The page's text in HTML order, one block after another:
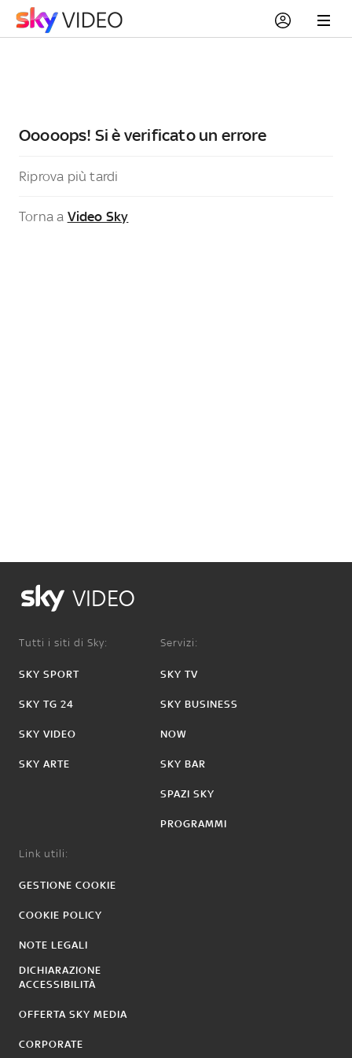
Ooooops! Si è verificato un errore
Riprova più tardi
Torna a Video Sky
VIDEO
Tutti i siti di Sky:
SKY SPORT
SKY TG 24
SKY VIDEO
SKY ARTE
Servizi:
SKY TV
SKY BUSINESS
NOW
SKY BAR
SPAZI SKY
PROGRAMMI
Link utili:
GESTIONE COOKIE
COOKIE POLICY
NOTE LEGALI
DICHIARAZIONE
ACCESSIBILITÀ
OFFERTA SKY MEDIA
CORPORATE